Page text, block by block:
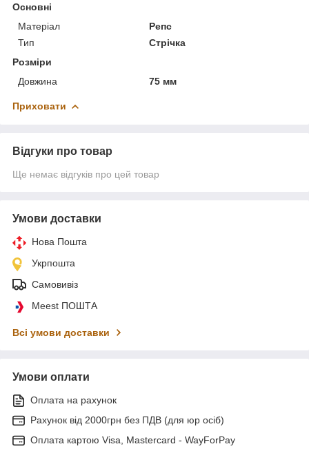
Основні
Матеріал
Репс
Тип
Стрічка
Розміри
Довжина
75 мм
Приховати
Відгуки про товар
Ще немає відгуків про цей товар
Умови доставки
Нова Пошта
Укрпошта
Самовивіз
Meest ПОШТА
Всі умови доставки
Умови оплати
Оплата на рахунок
Рахунок від 2000грн без ПДВ (для юр осіб)
Оплата картою Visa, Mastercard - WayForPay